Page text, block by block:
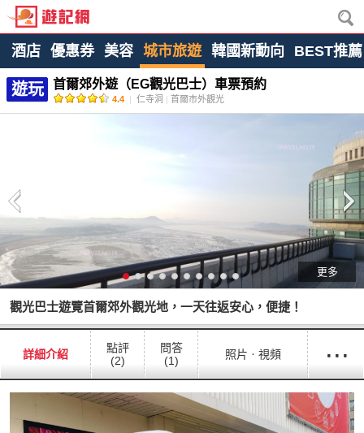
酒店 優惠券 美容 城市旅遊 韓國新動向 BEST推薦
遊玩 首爾郊外遊（EG觀光巴士）車票預約
4.4 | 仁寺洞 | 首爾市外觀光
更多
觀光巴士遊覽首爾郊外觀光地，一天往返安心，便捷！
詳細介紹
點評
(2)
問答
(1)
照片ㆍ視頻 ···